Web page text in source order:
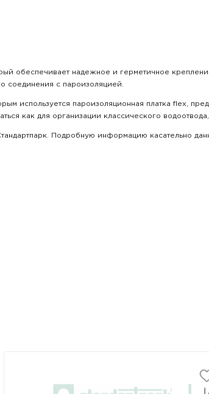
обеспечивает надежное и герметичное
соединения с пароизоляцией.
используется пароизоляционная платка flex,
как для организации классического
Подробную информацию касательно